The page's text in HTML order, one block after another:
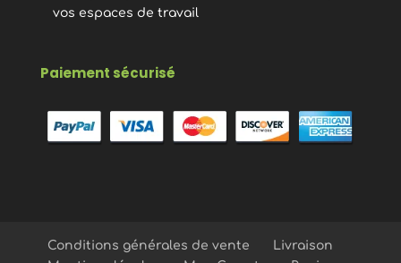
vos espaces de travail
Paiement sécurisé
Conditions générales de vente
Livraison